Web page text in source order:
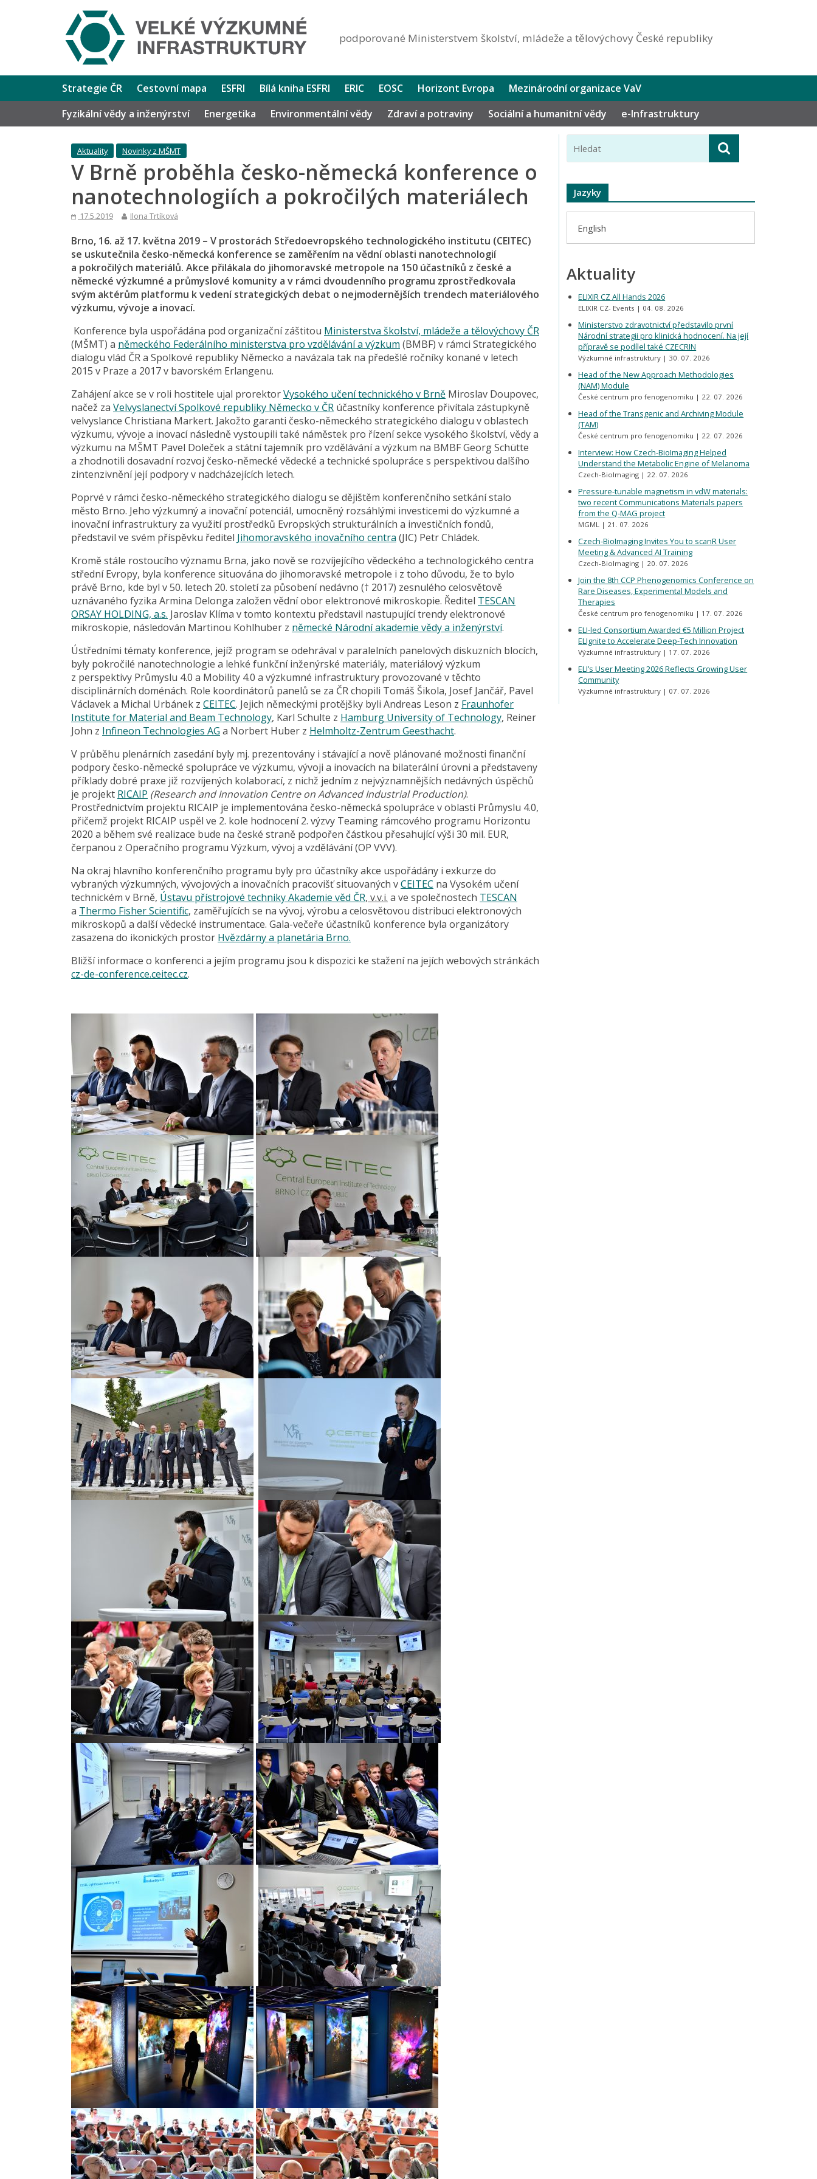
podporované Ministerstvem školství, mládeže a tělovýchovy České republiky
Strategie ČR Cestovní mapa ESFRI Bílá kniha ESFRI ERIC EOSC Horizont Evropa
Mezinárodní organizace VaV
Fyzikální vědy a inženýrství
Energetika Environmentální vědy Zdraví a potraviny Sociální a humanitní vědy e-Infrastruktury
Aktuality Novinky z MŠMT
V Brně proběhla česko-německá konference o
nanotechnologiích a pokročilých materiálech
17.5.2019 Ilona Trtíková
Brno, 16. až 17. května 2019 – V prostorách Středoevropského technologického institutu (CEITEC)
se uskutečnila česko-německá konference se zaměřením na vědní oblasti nanotechnologií
a pokročilých materiálů. Akce přilákala do jihomoravské metropole na 150 účastníků z české a
německé výzkumné a průmyslové komunity a v rámci dvoudenního programu zprostředkovala
svým aktérům platformu k vedení strategických debat o nejmodernějších trendech materiálového
výzkumu, vývoje a inovací.
Konference byla uspořádána pod organizační záštitou Ministerstva školství, mládeže a tělovýchovy ČR
(MŠMT) a německého Federálního ministerstva pro vzdělávání a výzkum (BMBF) v rámci Strategického
dialogu vlád ČR a Spolkové republiky Německo a navázala tak na předešlé ročníky konané v letech
2015 v Praze a 2017 v bavorském Erlangenu.
Zahájení akce se v roli hostitele ujal prorektorVysokého učení technického v Brně Miroslav Doupovec,
načež za Velvyslanectví Spolkové republiky Německo v ČR účastníky konference přivítala zástupkyně
velvyslance Christiana Markert. Jakožto garanti česko-německého strategického dialogu v oblastech
výzkumu, vývoje a inovací následně vystoupili také náměstek pro řízení sekce vysokého školství, vědy a
výzkumu na MŠMT Pavel Doleček a státní tajemník pro vzdělávání a výzkum na BMBF Georg Schütte
a zhodnotili dosavadní rozvoj česko-německé vědecké a technické spolupráce s perspektivou dalšího
zintenzivnění její podpory v nadcházejících letech.
Poprvé v rámci česko-německého strategického dialogu se dějištěm konferenčního setkání stalo
město Brno. Jeho výzkumný a inovační potenciál, umocněný rozsáhlými investicemi do výzkumné a
inovační infrastruktury za využití prostředků Evropských strukturálních a investičních fondů,
představil ve svém příspěvku ředitel Jihomoravského inovačního centra (JIC) Petr Chládek.
Kromě stále rostoucího významu Brna, jako nově se rozvíjejícího vědeckého a technologického centra
střední Evropy, byla konference situována do jihomoravské metropole i z toho důvodu, že to bylo
právě Brno, kde byl v 50. letech 20. století za působení nedávno († 2017) zesnulého celosvětově
uznávaného fyzika Armina Delonga založen vědní obor elektronové mikroskopie. Ředitel TESCAN
ORSAY HOLDING, a.s. Jaroslav Klíma v tomto kontextu představil nastupující trendy elektronové
mikroskopie, následován Martinou Kohlhuber z německé Národní akademie vědy a inženýrství.
Ústředními tématy konference, jejíž program se odehrával v paralelních panelových diskuzních blocích,
byly pokročilé nanotechnologie a lehké funkční inženýrské materiály, materiálový výzkum
z perspektivy Průmyslu 4.0 a Mobility 4.0 a výzkumné infrastruktury provozované v těchto
disciplinárních doménách. Role koordinátorů panelů se za ČR chopili Tomáš Šikola, Josef Jančář, Pavel
Václavek a Michal Urbánek z CEITEC. Jejich německými protějšky byli Andreas Leson z Fraunhofer
Institute for Material and Beam Technology, Karl Schulte z Hamburg University of Technology, Reiner
John z Infineon Technologies AG a Norbert Huber z Helmholtz-Zentrum Geesthacht.
V průběhu plenárních zasedání byly mj. prezentovány i stávající a nově plánované možnosti finanční
podpory česko-německé spolupráce ve výzkumu, vývoji a inovacích na bilaterální úrovni a představeny
příklady dobré praxe již rozvíjených kolaborací, z nichž jedním z nejvýznamnějších nedávných úspěchů
je projekt RICAIP (Research and Innovation Centre on Advanced Industrial Production).
Prostřednictvím projektu RICAIP je implementována česko-německá spolupráce v oblasti Průmyslu 4.0,
přičemž projekt RICAIP uspěl ve 2. kole hodnocení 2. výzvy Teaming rámcového programu Horizontu
2020 a během své realizace bude na české straně podpořen částkou přesahující výši 30 mil. EUR,
čerpanou z Operačního programu Výzkum, vývoj a vzdělávání (OP VVV).
Na okraj hlavního konferenčního programu byly pro účastníky akce uspořádány i exkurze do
vybraných výzkumných, vývojových a inovačních pracovišť situovaných vCEITEC na Vysokém učení
technickém v Brně, Ústavu přístrojové techniky Akademie věd ČR, v.v.i. a ve společnostech TESCAN
a Thermo Fisher Scientific, zaměřujících se na vývoj, výrobu a celosvětovou distribuci elektronových
mikroskopů a další vědecké instrumentace. Gala-večeře účastníků konference byla organizátory
zasazena do ikonických prostor Hvězdárny a planetária Brno.
Bližší informace o konferenci a jejím programu jsou k dispozici ke stažení na jejích webových stránkách
cz-de-conference.ceitec.cz.
Jazyky
English
Aktuality
ELIXIR CZ All Hands 2026
ELIXIR CZ- Events 04. 08. 2026
Ministerstvo zdravotnictví představilo první
Národní strategii pro klinická hodnocení. Na její
přípravě se podílel také CZECRIN
Výzkumné infrastruktury 30. 07. 2026
Head of the New Approach Methodologies
(NAM) Module
České centrum pro fenogenomiku 22. 07. 2026
Head of the Transgenic and Archiving Module
(TAM)
České centrum pro fenogenomiku 22. 07. 2026
Interview: How Czech-BioImaging Helped
Understand the Metabolic Engine of Melanoma
Czech-BioImaging 22. 07. 2026
Pressure-tunable magnetism in vdW materials:
two recent Communications Materials papers
from the Q-MAG project
MGML 21. 07. 2026
Czech-BioImaging Invites You to scanR User
Meeting & Advanced AI Training
Czech-BioImaging 20. 07. 2026
Join the 8th CCP Phenogenomics Conference on
Rare Diseases, Experimental Models and
Therapies
České centrum pro fenogenomiku 17. 07. 2026
ELI-led Consortium Awarded €5 Million Project
ELIgnite to Accelerate Deep-Tech Innovation
Výzkumné infrastruktury 17. 07. 2026
ELI’s User Meeting 2026 Reflects Growing User
Community
Výzkumné infrastruktury 07. 07. 2026